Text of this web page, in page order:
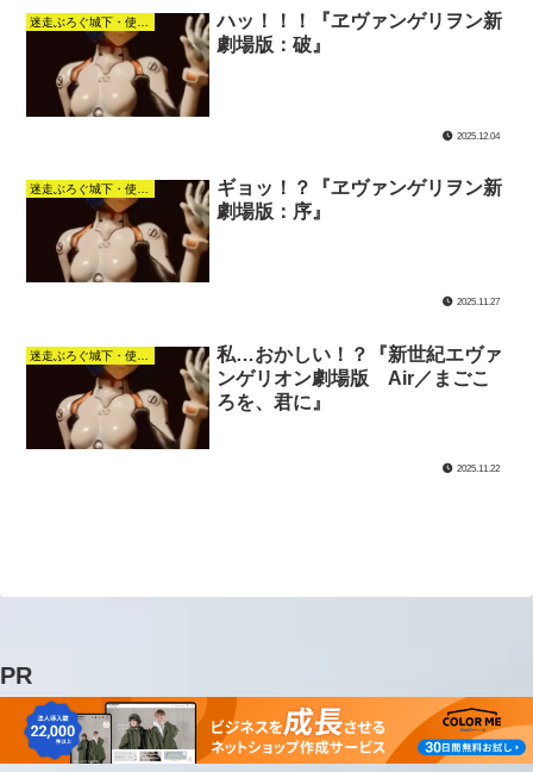
迷走ぶろぐ城下・使徒襲来の館
ハッ！！！『ヱヴァンゲリヲン新
劇場版：破』
2025.12.04
ギョッ！？『ヱヴァンゲリヲン新
劇場版：序』
2025.11.27
私…おかしい！？『新世紀エヴァ
ンゲリオン劇場版 Air／まごこ
ろを、君に』
2025.11.22
PR